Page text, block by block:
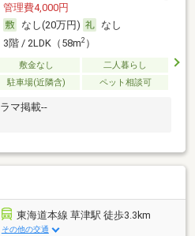
管理費4,000円
なし(20万円)
なし
3階 / 2LDK（58m2）
敷金なし
二人暮らし
駐車場(近隣含) ペット相談可
マ掲載--
東海道本線 草津駅 徒歩3.3km
その他の交通